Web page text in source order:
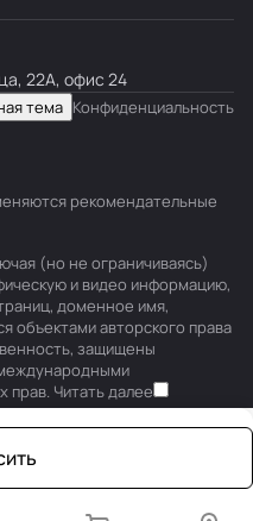
22А, офис 24
тема Конфиденциальность
рекомендательные
(но не ограничиваясь)
и видео информацию,
доменное имя,
объектами авторского права
защищены
прав. Читать далее